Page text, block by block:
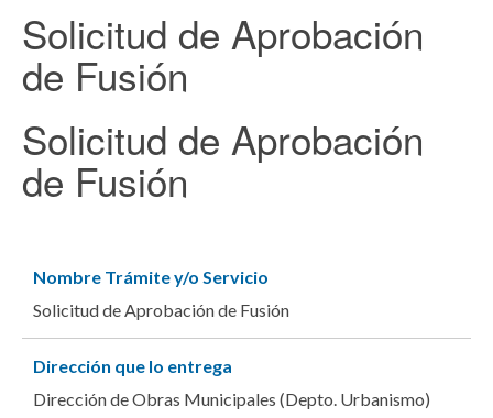
Solicitud de Aprobación
de Fusión
Solicitud de Aprobación
de Fusión
Nombre Trámite y/o Servicio
Solicitud de Aprobación de Fusión
Dirección que lo entrega
Dirección de Obras Municipales (Depto. Urbanismo)